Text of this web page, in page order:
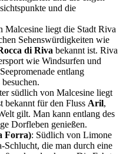
und die
Malcesine liegt die Stadt Riva
Sehenswürdigkeiten wie
di Riva bekannt ist. Riva
wie Windsurfen und
entlang
südlich von Malcesine liegt
bekannt für den Fluss Aril,
gilt. Man kann entlang des
Dorfleben genießen.
Forra): Südlich von Limone
Schlucht, die man durch eine